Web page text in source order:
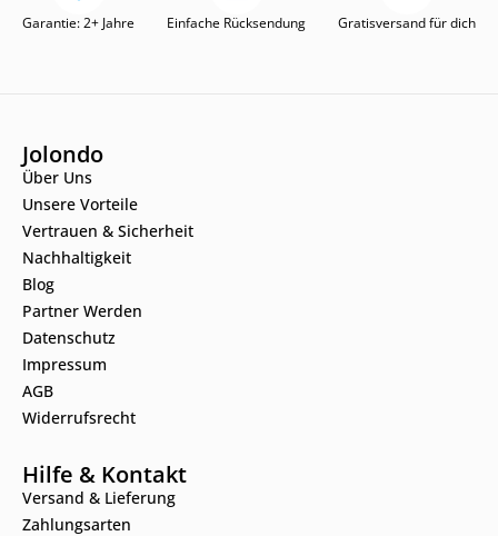
Garantie: 2+ Jahre Einfache Rücksendung Gratisversand für dich
Jolondo
Über Uns
Unsere Vorteile
Vertrauen & Sicherheit
Nachhaltigkeit
Blog
Partner Werden
Datenschutz
Impressum
AGB
Widerrufsrecht
Hilfe & Kontakt
Versand & Lieferung
Zahlungsarten